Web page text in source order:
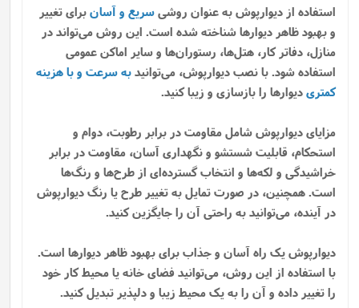
استفاده از دیوارپوش به عنوان روشیسریع و آسانبرای تغییر
و بهبود ظاهر دیوارها شناخته شده است. این روش می‌تواند در
منازل، دفاتر کار، هتل‌ها، رستوران‌ها و سایر اماکن عمومی
استفاده شود. با نصب دیوارپوش، می‌توانیدبه سرعت و با هزینه
کمتریدیوارها را بازسازی و زیبا کنید.
مزایای دیوارپوش شامل مقاومت در برابر رطوبت، دوام و
استحکام، قابلیت شستشو و نگهداری آسان، مقاومت در برابر
خراشیدگی و لکه‌ها و انتخاب گسترده‌ای از طرح‌ها و رنگ‌ها
است. همچنین، در صورت تمایل به تغییر طرح یا رنگ دیوارپوش
در آینده، می‌توانید به راحتی آن را جایگزین کنید.
دیوارپوش یک راه آسان و جذاب برای بهبود ظاهر دیوارها است.
با استفاده از این روش، می‌توانید فضای خانه یا محیط کار خود
را تغییر داده و آن را به یک محیط زیبا و دلپذیر تبدیل کنید.